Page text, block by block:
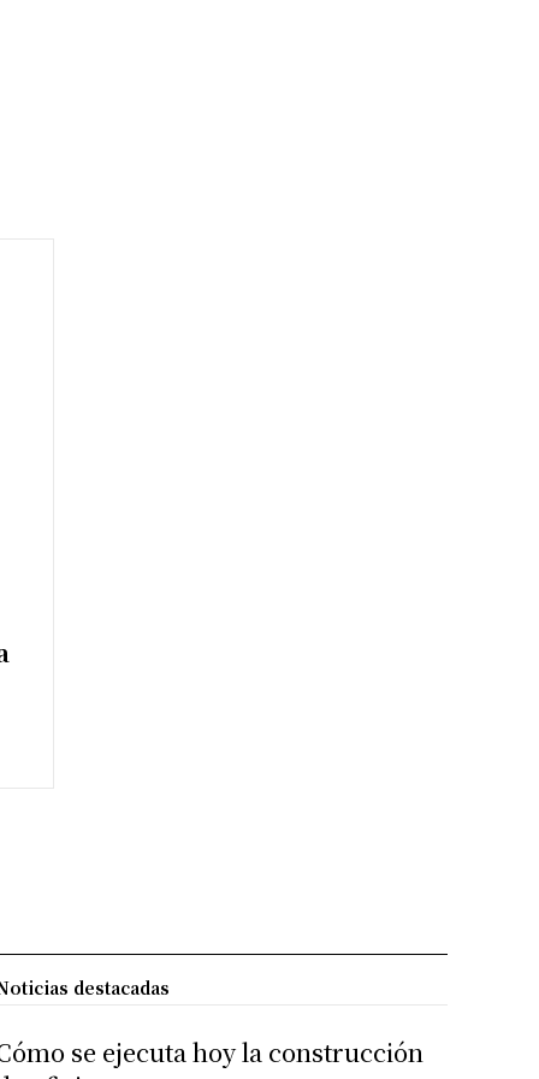
destacadas
se ejecuta hoy la construcción